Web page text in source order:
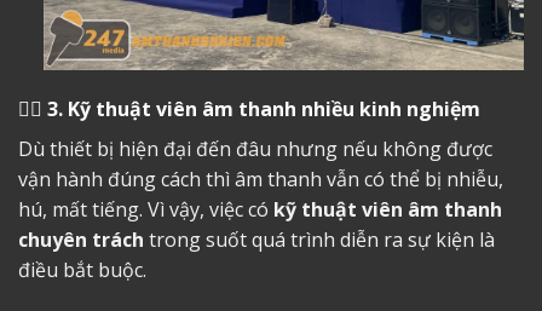
👷‍♂️ 3. Kỹ thuật viên âm thanh nhiều kinh nghiệm
Dù thiết bị hiện đại đến đâu nhưng nếu không được
vận hành đúng cách thì âm thanh vẫn có thể bị nhiễu,
hú, mất tiếng. Vì vậy, việc có kỹ thuật viên âm thanh
chuyên trách trong suốt quá trình diễn ra sự kiện là
điều bắt buộc.